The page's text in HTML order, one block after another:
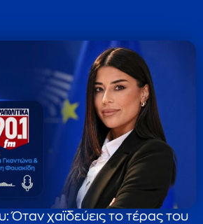
Όταν χαϊδεύεις το τέρας του